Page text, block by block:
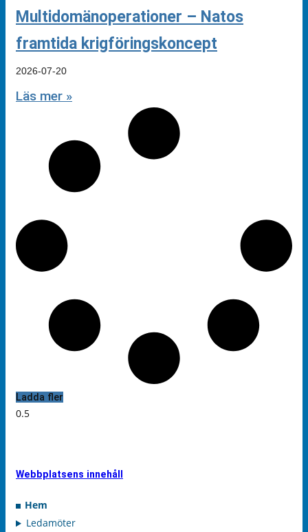
Multidomänoperationer – Natos
framtida krigföringskoncept
2026-07-20
Läs mer »
Ladda fler
Webbplatsens innehåll
Hem
Ledamöter